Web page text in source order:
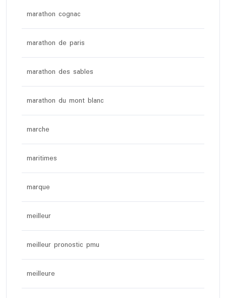
marathon cognac
marathon de paris
marathon des sables
marathon du mont blanc
marche
maritimes
marque
meilleur
meilleur pronostic pmu
meilleure